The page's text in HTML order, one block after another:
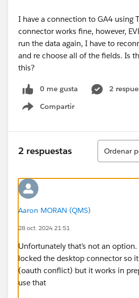
I have a connection to GA4 using
connector works fine, however,
run the data again, I have to
and re choose all of the fields. Is
this?
0 me gusta
2
Compartir
Show menu
2 respuestas
Ordenar
Ordenar
Aaron MORAN (QMS)
28 oct. 2024 21:51
Unfortunately that’s not an
locked the desktop connector so
(oauth conflict) but it works in
use that